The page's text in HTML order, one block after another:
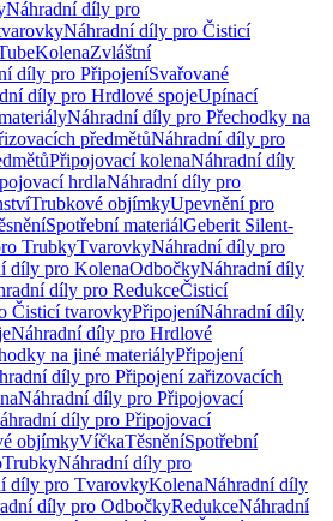
Náhradní díly pro
Náhradní díly pro Čisticí
KolenaZvláštní
díly pro PřipojeníSvařované
díly pro Hrdlové spojeUpínací
Náhradní díly pro Přechodky na
předmětůNáhradní díly pro
Připojovací kolenaNáhradní díly
hrdlaNáhradní díly pro
Trubkové objímkyUpevnění pro
Spotřební materiálGeberit Silent-
TrubkyTvarovkyNáhradní díly pro
díly pro KolenaOdbočkyNáhradní díly
díly pro RedukceČisticí
Čisticí tvarovkyPřipojeníNáhradní díly
Náhradní díly pro Hrdlové
na jiné materiályPřipojení
díly pro Připojení zařizovacích
Náhradní díly pro Připojovací
díly pro Připojovací
objímkyVíčkaTěsněníSpotřební
TrubkyNáhradní díly pro
díly pro TvarovkyKolenaNáhradní díly
díly pro OdbočkyRedukceNáhradní